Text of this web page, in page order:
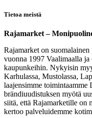
Tietoa meistä
Rajamarket –
Rajamarket on
vuonna 1997 Vaalimaalla
kaupunkeihin. Nykyisin
Karhulassa, Mustolassa,
laajensimme toimintaamme
brändiuudistuksen myötä
siitä, että Rajamarketille
kertoo palveluidemme